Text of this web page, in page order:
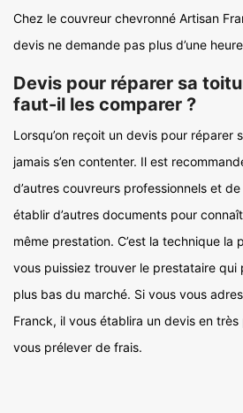
Chez le couvreur chevronné Artisan
devis ne demande pas plus d’une
Devis pour réparer sa
faut-il les comparer ?
Lorsqu’on reçoit un devis pour réparer
jamais s’en contenter. Il est
d’autres couvreurs professionnels et
établir d’autres documents pour
même prestation. C’est la technique la
vous puissiez trouver le prestataire qui
plus bas du marché. Si vous vous
Franck, il vous établira un devis en
vous prélever de frais.